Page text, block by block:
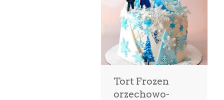
Tort Frozen
orzechowo-